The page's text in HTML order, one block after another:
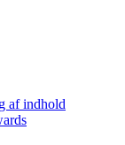
af indhold